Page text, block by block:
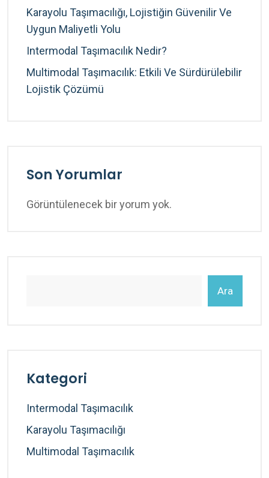
Karayolu Taşımacılığı, Lojistiğin Güvenilir Ve
Uygun Maliyetli Yolu
Intermodal Taşımacılık Nedir?
Multimodal Taşımacılık: Etkili Ve Sürdürülebilir
Lojistik Çözümü
Son Yorumlar
Görüntülenecek bir yorum yok.
Ara
Kategori
Intermodal Taşımacılık
Karayolu Taşımacılığı
Multimodal Taşımacılık